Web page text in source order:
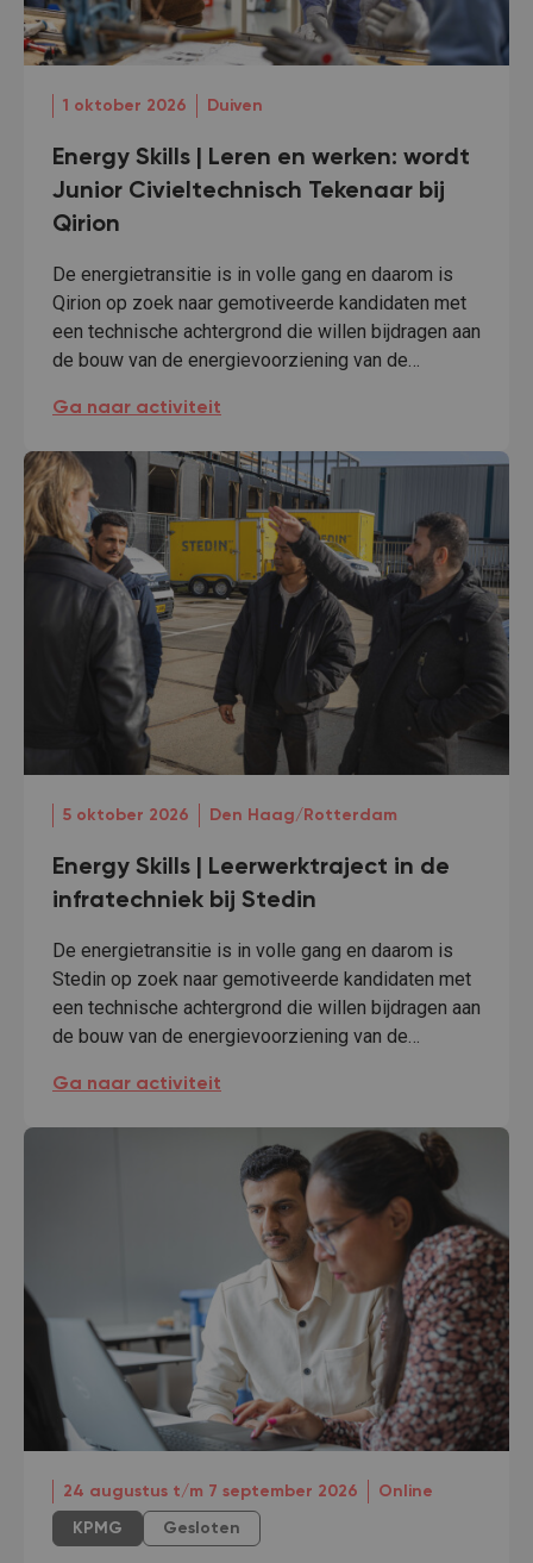
1 oktober 2026 Duiven
Energy Skills | Leren en werken: wordt
Junior Civieltechnisch Tekenaar bij
Qirion
De energietransitie is in volle gang en daarom is
Qirion op zoek naar gemotiveerde kandidaten met
een technische achtergrond die willen bijdragen aan
de bouw van de energievoorziening van de…
Energy Skills | Leren en werken: wordt Junior
Ga naar activiteit
5 oktober 2026 Den Haag/Rotterdam
Energy Skills | Leerwerktraject in de
infratechniek bij Stedin
De energietransitie is in volle gang en daarom is
Stedin op zoek naar gemotiveerde kandidaten met
een technische achtergrond die willen bijdragen aan
de bouw van de energievoorziening van de…
Energy Skills | Leerwerktraject in de infratechniek
Ga naar activiteit
24 augustus t/m 7 september 2026 Online
KPMG Gesloten